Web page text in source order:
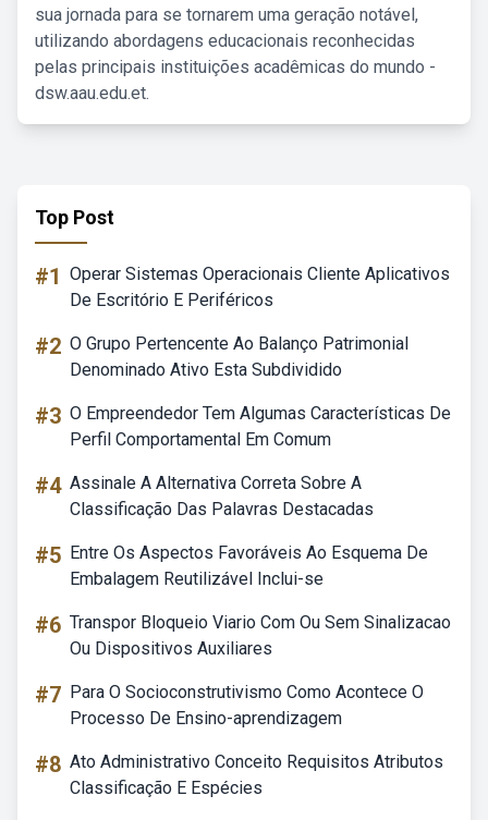
sua jornada para se tornarem uma geração notável,
utilizando abordagens educacionais reconhecidas
pelas principais instituições acadêmicas do mundo -
dsw.aau.edu.et.
Top Post
#1 Operar Sistemas Operacionais Cliente Aplicativos
De Escritório E Periféricos
#2 O Grupo Pertencente Ao Balanço Patrimonial
Denominado Ativo Esta Subdividido
#3 O Empreendedor Tem Algumas Características De
Perfil Comportamental Em Comum
#4 Assinale A Alternativa Correta Sobre A
Classificação Das Palavras Destacadas
#5 Entre Os Aspectos Favoráveis Ao Esquema De
Embalagem Reutilizável Inclui-se
#6 Transpor Bloqueio Viario Com Ou Sem Sinalizacao
Ou Dispositivos Auxiliares
#7 Para O Socioconstrutivismo Como Acontece O
Processo De Ensino-aprendizagem
#8 Ato Administrativo Conceito Requisitos Atributos
Classificação E Espécies